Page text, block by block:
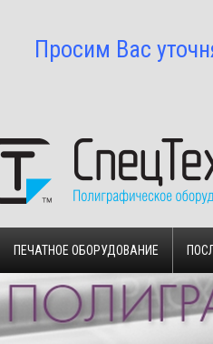
Просим Вас
ПЕЧАТНОЕ ОБОРУДОВАНИЕ